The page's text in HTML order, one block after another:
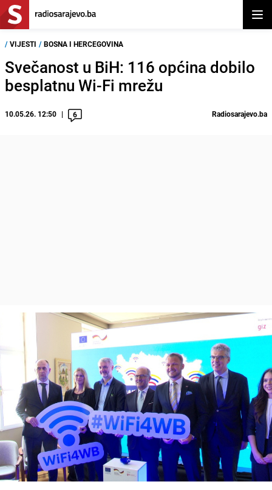
/ VIJESTI / BOSNA I HERCEGOVINA
Svečanost u BiH: 116 općina dobilo
besplatnu Wi-Fi mrežu
10.05.26. 12:50 6 Radiosarajevo.ba